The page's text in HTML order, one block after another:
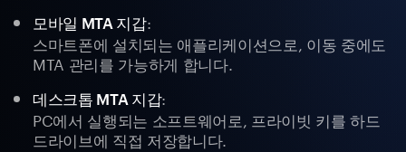
모바일 MTA 지갑:
스마트폰에 설치되는 애플리케이션으로, 이동 중에도
MTA 관리를 가능하게 합니다.
데스크톱 MTA 지갑:
PC에서 실행되는 소프트웨어로, 프라이빗 키를 하드
드라이브에 직접 저장합니다.